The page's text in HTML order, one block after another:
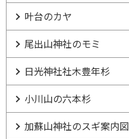
叶台のカヤ
尾出山神社のモミ
日光神社社木豊年杉
小川山の六本杉
加蘇山神社のスギ案内図